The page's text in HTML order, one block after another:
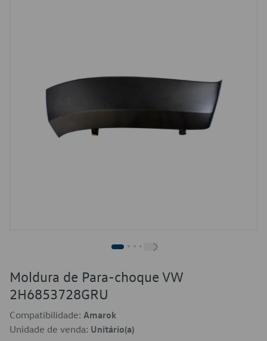
Moldura de Para-choque VW
2H6853728GRU
Compatibilidade: Amarok
Unidade de venda: Unitário(a)